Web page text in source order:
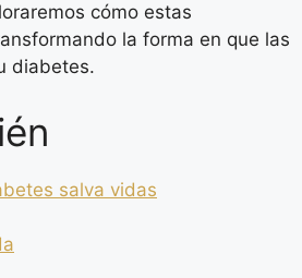
cómo estas
la forma en que las
diabetes.
salva vidas